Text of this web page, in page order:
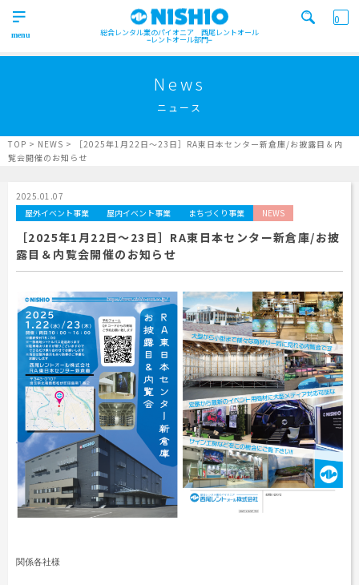
総合レンタル業のパイオニア 西尾レントオール
レントオール部門
Product
イベント
事業紹介
屋外イベント事業
屋内イベント事業
Indoor event business
トレーラーハウス事業
Trailer house business
工事用テント・テント倉庫事業
Construction tent / tent warehouse business
木造モジュール事業
Wooden module business
スポーツ施設資材事業
Sports facility materials business
地面養生事業
Ground curing business
営業所一覧
ニュース
News
ニュース
News
ブログ
Blog
協賛実績
Sponsorships
レンタルシステムのご案内
Guidance
レンタルシステムのご案内
Guidance
ご利用規約
Privacy policy
よくあるご質問
Q & A
プロセス
Process
会社案内
Company
個人情報保護方針
Privacy policy
サイトマップ
Site map
お問合せ
Contact
0
実績
商品 ニュース/ブログ
News
ニュース
TOP > NEWS >
［2025年1月22日～23日］RA東日本センター新倉庫/お披露目＆内
覧会開催のお知らせ
2025.01.07
屋外イベント事業
屋内イベント事業 まちづくり事業 NEWS
［2025年1月22日～23日］RA東日本センター新倉庫/お披
露目＆内覧会開催のお知らせ
関係各社様